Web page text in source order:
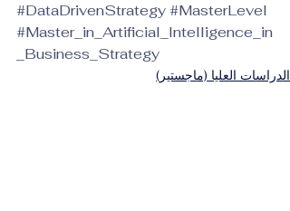
#DataDrivenStrategy#MasterLevel
#Master_in_Artificial_Intelligence_in
_Business_Strategy
الدراسات العليا (ماجستير)